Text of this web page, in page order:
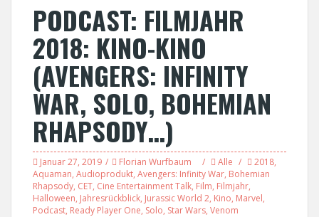
PODCAST: FILMJAHR
2018: KINO-KINO
(AVENGERS: INFINITY
WAR, SOLO, BOHEMIAN
RHAPSODY…)
Januar 27, 2019 Florian Wurfbaum Alle 2018,
Aquaman, Audioprodukt, Avengers: Infinity War, Bohemian
Rhapsody, CET, Cine Entertainment Talk, Film, Filmjahr,
Halloween, Jahresrückblick, Jurassic World 2, Kino, Marvel,
Podcast, Ready Player One, Solo, Star Wars, Venom